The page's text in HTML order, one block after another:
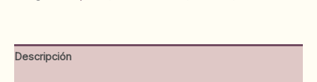
calles
Independencia
Descripción